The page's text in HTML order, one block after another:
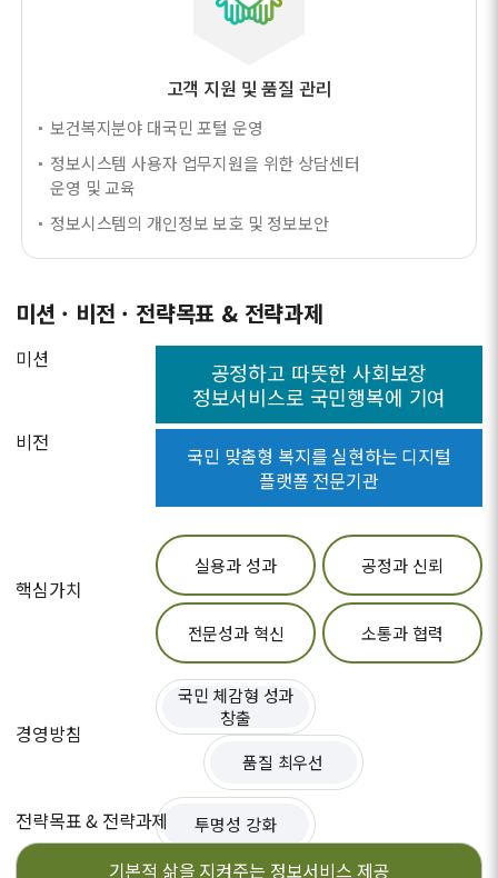
고객 지원 및 품질 관리
보건복지분야 대국민 포털 운영
정보시스템 사용자 업무지원을 위한 상담센터
운영 및 교육
정보시스템의 개인정보 보호 및 정보보안
미션 · 비전 · 전략목표 & 전략과제
미션
공정하고 따뜻한 사회보장
정보서비스로 국민행복에 기여
비전
국민 맞춤형 복지를 실현하는 디지털
플랫폼 전문기관
핵심가치
실용과 성과 공정과 신뢰
전문성과 혁신 소통과 협력
경영방침
국민 체감형 성과
창출
품질 최우선
투명성 강화
전략목표 & 전략과제
기본적 삶을 지켜주는 정보서비스 제공